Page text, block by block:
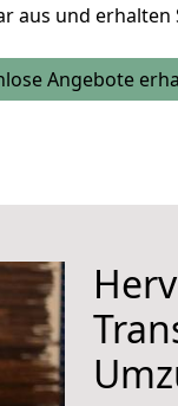
aus und
Angebote